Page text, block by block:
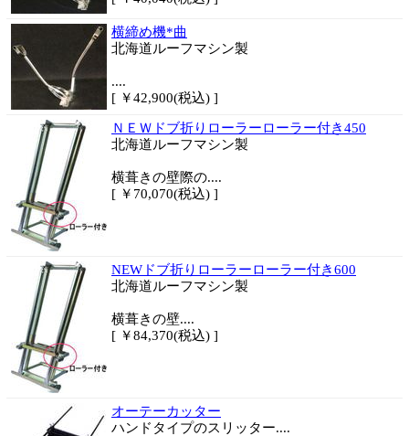
横締め機*曲
北海道ルーフマシン製
....
[ ￥42,900(税込) ]
ＮＥＷドブ折りローラーローラー付き450
北海道ルーフマシン製
横葺きの壁際の....
[ ￥70,070(税込) ]
NEWドブ折りローラーローラー付き600
北海道ルーフマシン製
横葺きの壁....
[ ￥84,370(税込) ]
オーテーカッター
ハンドタイプのスリッター....